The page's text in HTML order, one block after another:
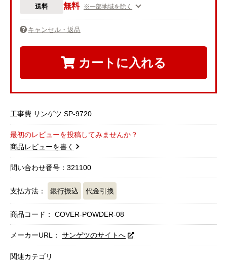
送料 無料 ※一部地域を除く
キャンセル・返品
カートに入れる
工事費 サンゲツ SP-9720
最初のレビューを投稿してみませんか？
商品レビューを書く
問い合わせ番号：321100
支払方法： 銀行振込 代金引換
商品コード： COVER-POWDER-08
メーカーURL： サンゲツのサイトへ
関連カテゴリ